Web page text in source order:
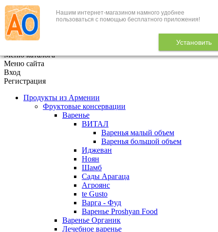
Нашим интернет-магазином намного удобнее
пользоваться с помощью бесплатного приложения!
Установить
+7 (495) 646-888-1
В корзине 0
Меню каталога
Меню сайта
Вход
Регистрация
Продукты из Армении
Фруктовые консервации
Варенье
ВИТАЛ
Варенья малый объем
Варенья большой объем
Иджеван
Ноян
Шамб
Сады Арагаца
Агроянс
te Gusto
Варга - Фуд
Варенье Proshyan Food
Варенье Органик
Лечебное варенье